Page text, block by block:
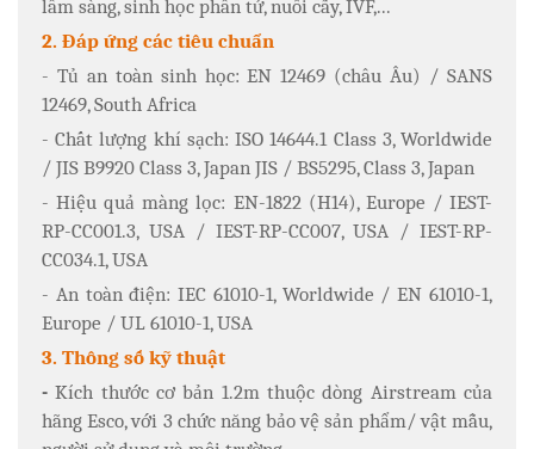
lâm sàng, sinh học phân tử, nuôi cấy, IVF,...
2. Đáp ứng các tiêu chuẩn
- Tủ an toàn sinh học: EN 12469 (châu Âu) / SANS
12469, South Africa
- Chất lượng khí sạch: ISO 14644.1 Class 3, Worldwide
/ JIS B9920 Class 3, Japan JIS / BS5295, Class 3, Japan
- Hiệu quả màng lọc: EN-1822 (H14), Europe / IEST-
RP-CC001.3, USA / IEST-RP-CC007, USA / IEST-RP-
CC034.1, USA
- An toàn điện: IEC 61010-1, Worldwide / EN 61010-1,
Europe / UL 61010-1, USA
3. Thông số kỹ thuật
-Kích thước cơ bản 1.2m thuộc dòng Airstream của
hãng Esco, với 3 chức năng bảo vệ sản phẩm/ vật mẫu,